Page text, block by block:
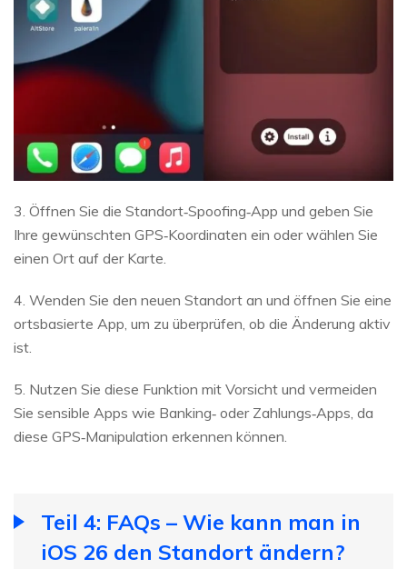
3. Öffnen Sie die Standort‑Spoofing‑App und geben Sie
Ihre gewünschten GPS‑Koordinaten ein oder wählen Sie
einen Ort auf der Karte.
4. Wenden Sie den neuen Standort an und öffnen Sie eine
ortsbasierte App, um zu überprüfen, ob die Änderung aktiv
ist.
5. Nutzen Sie diese Funktion mit Vorsicht und vermeiden
Sie sensible Apps wie Banking‑ oder Zahlungs‑Apps, da
diese GPS‑Manipulation erkennen können.
Teil 4: FAQs – Wie kann man in
iOS 26 den Standort ändern?